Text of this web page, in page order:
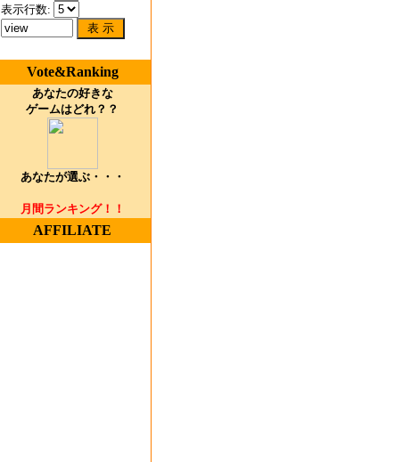
表示行数:
Vote&Ranking
あなたの好きな
ゲームはどれ？？
あなたが選ぶ・・・
月間ランキング！！
AFFILIATE